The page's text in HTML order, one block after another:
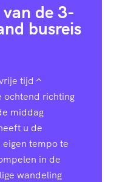
de 3-
busreis
tijd
ochtend richting
middag
u de
tempo te
in de
wandeling